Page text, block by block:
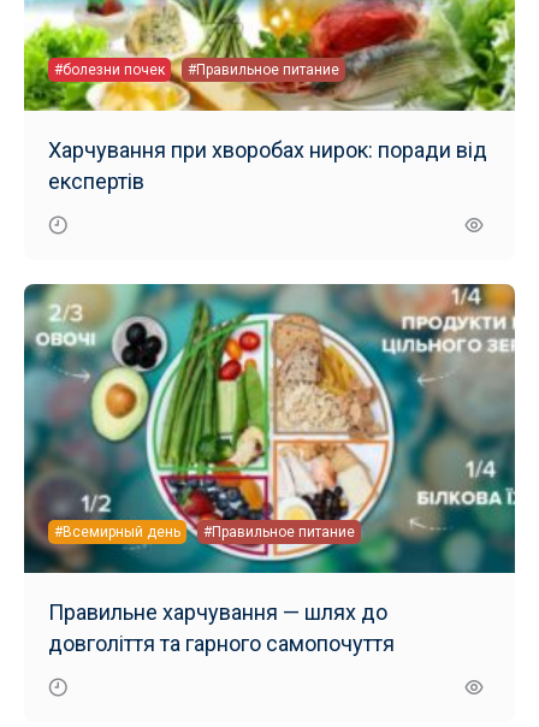
#болезни почек #Правильное питание
Харчування при хворобах нирок: поради від
експертів
#Всемирный день #Правильное питание
Правильне харчування — шлях до
довголіття та гарного самопочуття